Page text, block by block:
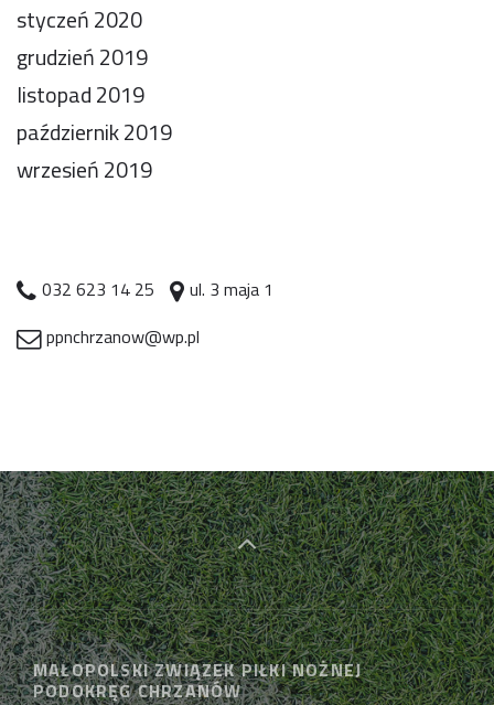
styczeń 2020
grudzień 2019
listopad 2019
październik 2019
wrzesień 2019
032 623 14 25
ul. 3 maja 1
ppnchrzanow@wp.pl
MAŁOPOLSKI ZWIĄZEK PIŁKI NOŻNEJ
PODOKRĘG CHRZANÓW